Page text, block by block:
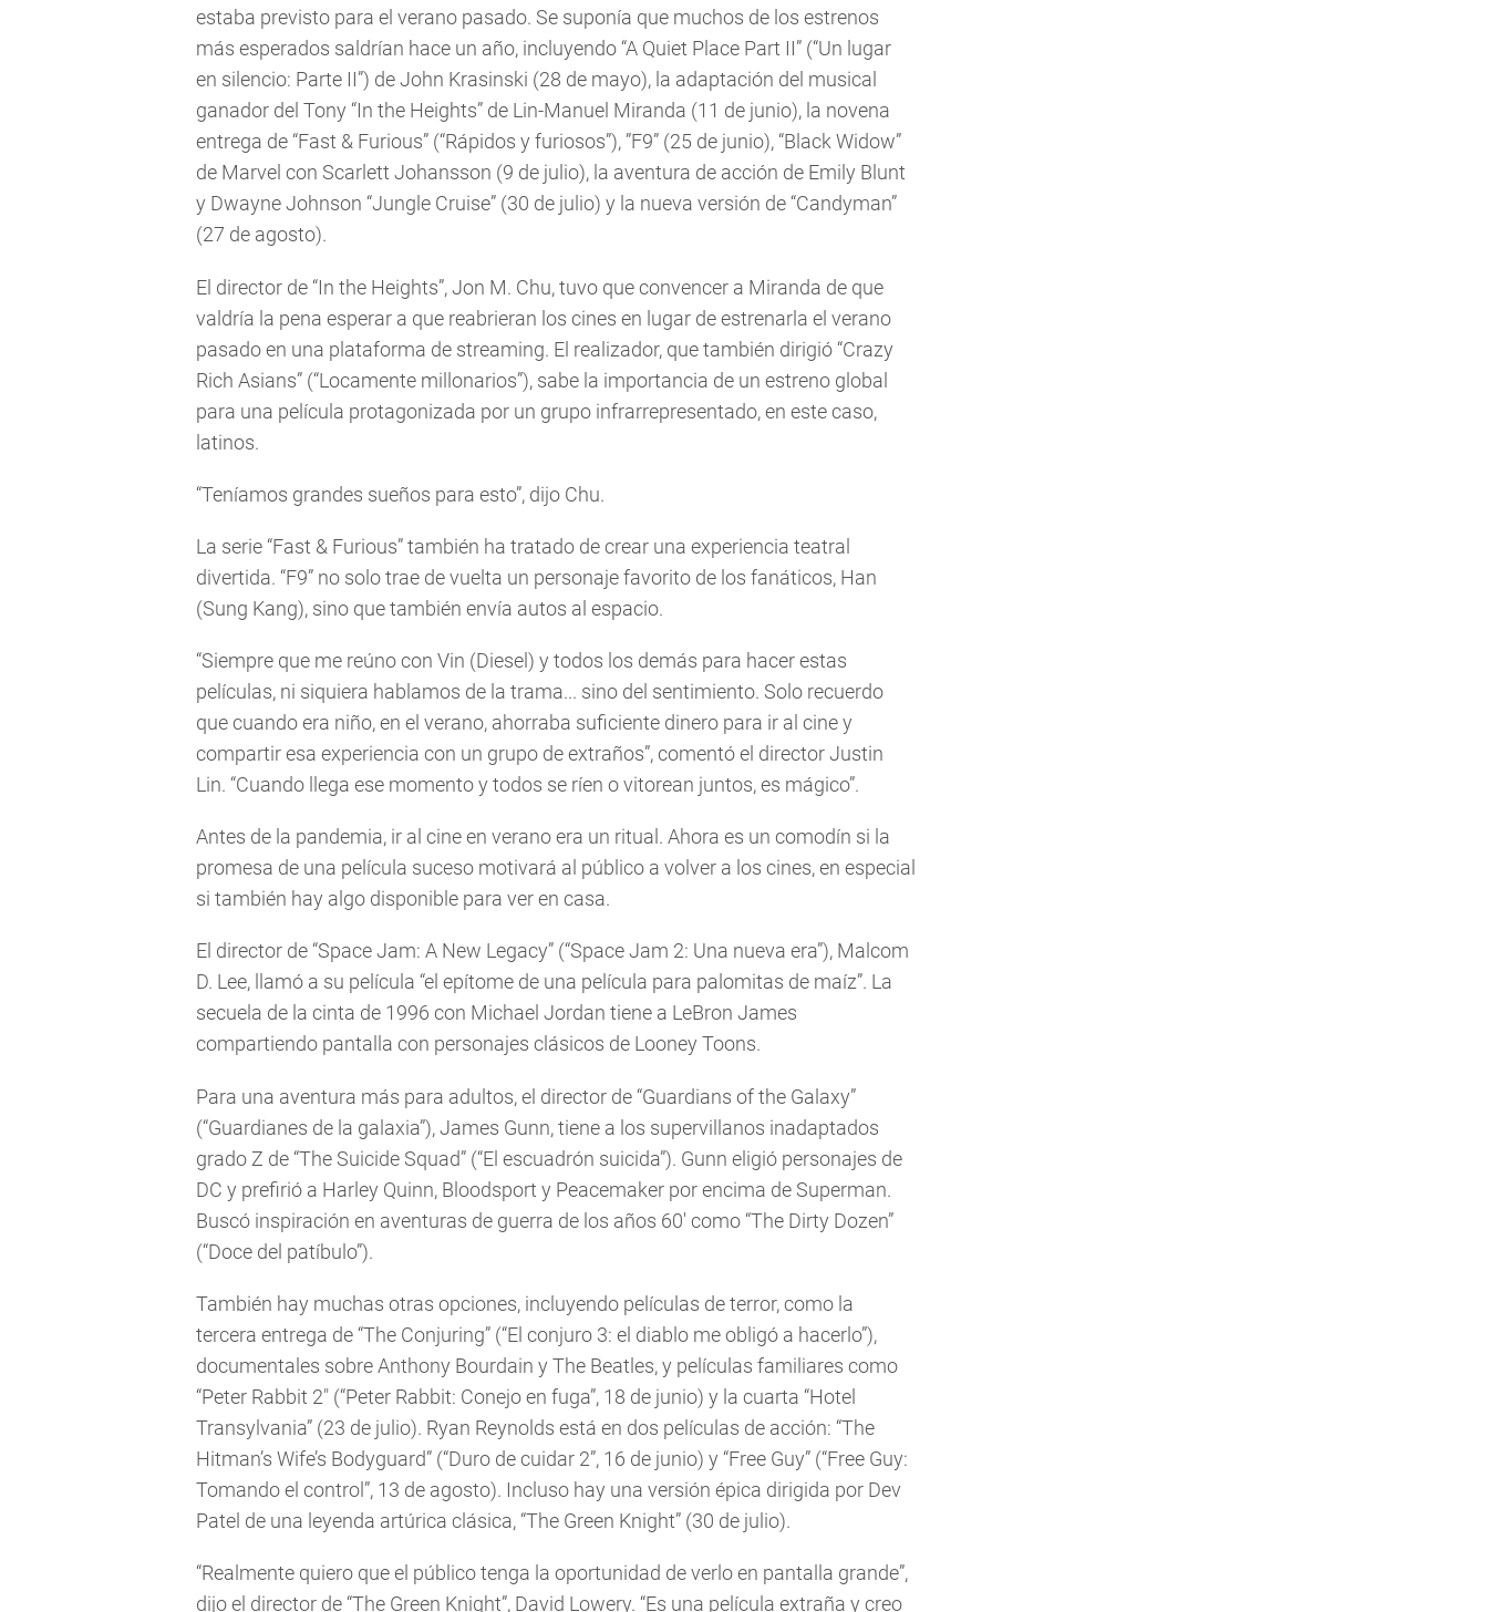
estaba previsto para el verano pasado. Se suponía que muchos de los estrenos
más esperados saldrían hace un año, incluyendo “A Quiet Place Part II” (“Un lugar
en silencio: Parte II”) de John Krasinski (28 de mayo), la adaptación del musical
ganador del Tony “In the Heights” de Lin-Manuel Miranda (11 de junio), la novena
entrega de “Fast & Furious” (“Rápidos y furiosos”), ”F9” (25 de junio), “Black Widow”
de Marvel con Scarlett Johansson (9 de julio), la aventura de acción de Emily Blunt
y Dwayne Johnson “Jungle Cruise” (30 de julio) y la nueva versión de “Candyman”
(27 de agosto).
El director de “In the Heights”, Jon M. Chu, tuvo que convencer a Miranda de que
valdría la pena esperar a que reabrieran los cines en lugar de estrenarla el verano
pasado en una plataforma de streaming. El realizador, que también dirigió “Crazy
Rich Asians” (“Locamente millonarios”), sabe la importancia de un estreno global
para una película protagonizada por un grupo infrarrepresentado, en este caso,
latinos.
“Teníamos grandes sueños para esto”, dijo Chu.
La serie “Fast & Furious” también ha tratado de crear una experiencia teatral
divertida. “F9” no solo trae de vuelta un personaje favorito de los fanáticos, Han
(Sung Kang), sino que también envía autos al espacio.
“Siempre que me reúno con Vin (Diesel) y todos los demás para hacer estas
películas, ni siquiera hablamos de la trama... sino del sentimiento. Solo recuerdo
que cuando era niño, en el verano, ahorraba suficiente dinero para ir al cine y
compartir esa experiencia con un grupo de extraños”, comentó el director Justin
Lin. “Cuando llega ese momento y todos se ríen o vitorean juntos, es mágico”.
Antes de la pandemia, ir al cine en verano era un ritual. Ahora es un comodín si la
promesa de una película suceso motivará al público a volver a los cines, en especial
si también hay algo disponible para ver en casa.
El director de “Space Jam: A New Legacy” (“Space Jam 2: Una nueva era”), Malcom
D. Lee, llamó a su película “el epítome de una película para palomitas de maíz”. La
secuela de la cinta de 1996 con Michael Jordan tiene a LeBron James
compartiendo pantalla con personajes clásicos de Looney Toons.
Para una aventura más para adultos, el director de “Guardians of the Galaxy”
(“Guardianes de la galaxia”), James Gunn, tiene a los supervillanos inadaptados
grado Z de “The Suicide Squad” (“El escuadrón suicida”). Gunn eligió personajes de
DC y prefirió a Harley Quinn, Bloodsport y Peacemaker por encima de Superman.
Buscó inspiración en aventuras de guerra de los años 60' como “The Dirty Dozen”
(“Doce del patíbulo”).
También hay muchas otras opciones, incluyendo películas de terror, como la
tercera entrega de “The Conjuring” (“El conjuro 3: el diablo me obligó a hacerlo”),
documentales sobre Anthony Bourdain y The Beatles, y películas familiares como
“Peter Rabbit 2″ (“Peter Rabbit: Conejo en fuga”, 18 de junio) y la cuarta “Hotel
Transylvania” (23 de julio). Ryan Reynolds está en dos películas de acción: “The
Hitman’s Wife’s Bodyguard” (“Duro de cuidar 2”, 16 de junio) y “Free Guy” (“Free Guy:
Tomando el control”, 13 de agosto). Incluso hay una versión épica dirigida por Dev
Patel de una leyenda artúrica clásica, “The Green Knight” (30 de julio).
“Realmente quiero que el público tenga la oportunidad de verlo en pantalla grande”,
dijo el director de “The Green Knight”, David Lowery. “Es una película extraña y creo